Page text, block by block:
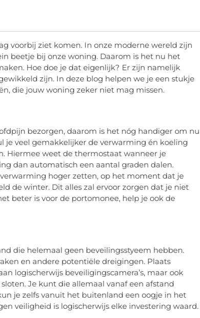
voorbij ziet komen. In onze moderne wereld zijn
beetje bij onze woning. Daarom is het nu het
Hoe doe je dat eigenlijk? Er zijn namelijk
zijn. In deze blog helpen we je een stukje
die jouw woning zeker niet mag missen.
bezorgen, daarom is het nóg handiger om nu
je veel gemakkelijker de verwarming én koeling
Hiermee weet de thermostaat wanneer je
dan automatisch een aantal graden dalen.
hoger zetten, op het moment dat je
de winter. Dit alles zal ervoor zorgen dat je niet
beter is voor de portomonee, help je ook de
die helemaal geen beveilingsstyeem hebben.
en andere potentiële dreigingen. Plaats
logischerwijs beveiligingscamera’s, maar ook
Je kunt die allemaal vanaf een afstand
je zelfs vanuit het buitenland een oogje in het
veiligheid is logischerwijs elke investering waard.